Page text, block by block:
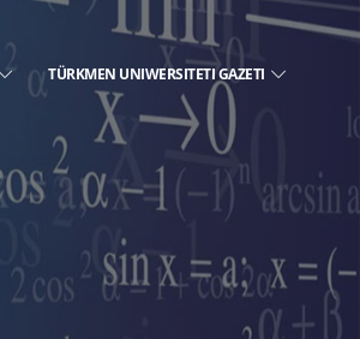
TÜRKMEN UNIWERSITETI GAZETI